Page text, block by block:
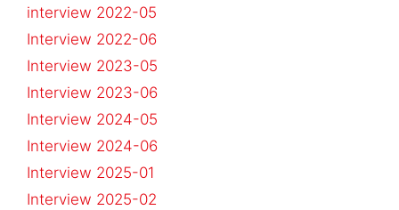
interview 2022-05
Interview 2022-06
Interview 2023-05
Interview 2023-06
Interview 2024-05
Interview 2024-06
Interview 2025-01
Interview 2025-02